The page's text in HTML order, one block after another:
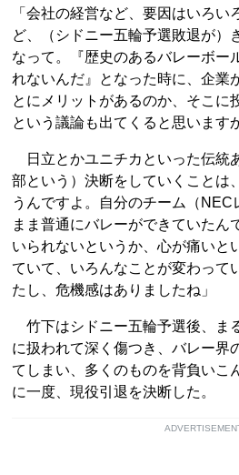
「会社の経営など、要因はいろい
ど、（シドニー五輪予選敗退が）
なって。『歴史のあるバレーボー
れないんだ』となった時に、企業
とにメリットがあるのか、そこに
という議論も出てくると思います
日立とかユニチカといった伝統
部という）決断をしていくことは
うんですよ。自分のチーム（
まま普通にバレーができていたん
いられないというか、心が痛いと
ていて、いろんなことが変わって
たし、危機感はありましたね」
竹下はシドニー五輪予選後、ま
に扱われて深く傷つき、バレー界
てしまい、多くのものを背負いこ
に一度、現役引退を決断した。